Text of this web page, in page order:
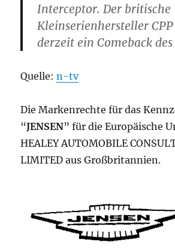
Interceptor. Der britische
Kleinserienhersteller
derzeit ein Comeback
Quelle:n-tv
Die Markenrechte für das
“JENSEN” für die Europäische
HEALEY AUTOMOBILE
LIMITED aus Großbritannien.